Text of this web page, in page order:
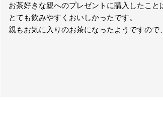
お茶好きな親へのプレゼントに購入したこと
とても飲みやすくおいしかったです。
親もお気に入りのお茶になったようですので